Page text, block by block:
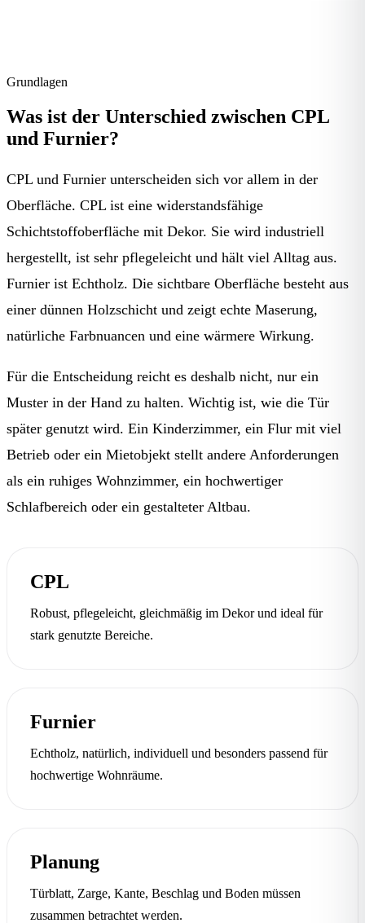
Grundlagen
Was ist der Unterschied zwischen CPL
und Furnier?
CPL und Furnier unterscheiden sich vor allem in der
Oberfläche. CPL ist eine widerstandsfähige
Schichtstoffoberfläche mit Dekor. Sie wird industriell
hergestellt, ist sehr pflegeleicht und hält viel Alltag aus.
Furnier ist Echtholz. Die sichtbare Oberfläche besteht aus
einer dünnen Holzschicht und zeigt echte Maserung,
natürliche Farbnuancen und eine wärmere Wirkung.
Für die Entscheidung reicht es deshalb nicht, nur ein
Muster in der Hand zu halten. Wichtig ist, wie die Tür
später genutzt wird. Ein Kinderzimmer, ein Flur mit viel
Betrieb oder ein Mietobjekt stellt andere Anforderungen
als ein ruhiges Wohnzimmer, ein hochwertiger
Schlafbereich oder ein gestalteter Altbau.
CPL
Robust, pflegeleicht, gleichmäßig im Dekor und ideal für
stark genutzte Bereiche.
Furnier
Echtholz, natürlich, individuell und besonders passend für
hochwertige Wohnräume.
Planung
Türblatt, Zarge, Kante, Beschlag und Boden müssen
zusammen betrachtet werden.